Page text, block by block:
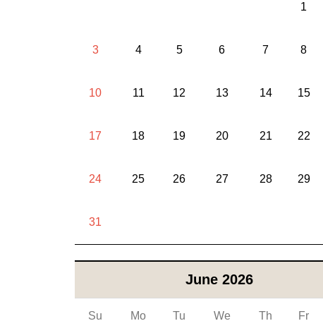
1
3 4 5 6 7 8
10 11 12 13 14 15
17 18 19 20 21 22
24 25 26 27 28 29
31
June 2026
Su Mo Tu We Th Fr